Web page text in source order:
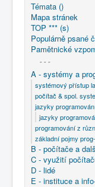
O nás
Úvod
A
jazyky
jazyky
Témata ()
Mapa stránek
TOP *** (s)
Populárně psané
Pamětnické
- - -
A - systémy a
systémový přístup
počítač & spol.
jazyky
jazyky
programování z
základní pojmy
B - počítače a
C - využití
D - lidé
E - instituce a